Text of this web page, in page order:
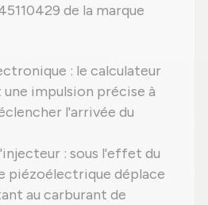
de la marque
: le calculateur
impulsion précise à
l'arrivée du
: sous l'effet du
piézoélectrique déplace
au carburant de